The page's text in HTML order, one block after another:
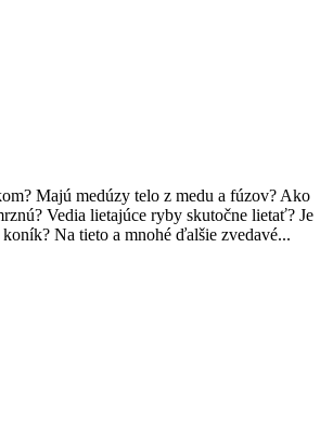
Majú medúzy telo z medu a fúzov? Ako
Vedia lietajúce ryby skutočne lietať? Je
Na tieto a mnohé ďalšie zvedavé...